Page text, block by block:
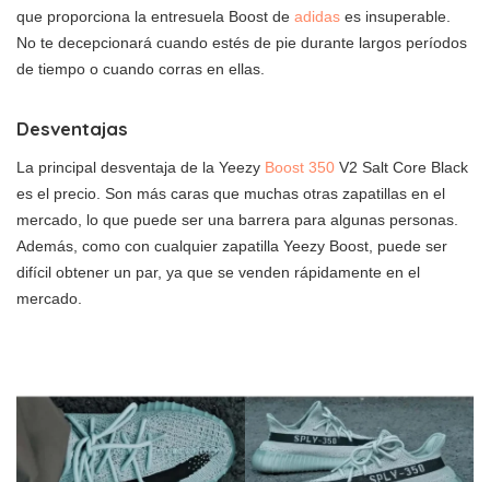
que proporciona la entresuela Boost de adidas es insuperable.
No te decepcionará cuando estés de pie durante largos períodos
de tiempo o cuando corras en ellas.
Desventajas
La principal desventaja de la Yeezy Boost 350 V2 Salt Core Black
es el precio. Son más caras que muchas otras zapatillas en el
mercado, lo que puede ser una barrera para algunas personas.
Además, como con cualquier zapatilla Yeezy Boost, puede ser
difícil obtener un par, ya que se venden rápidamente en el
mercado.